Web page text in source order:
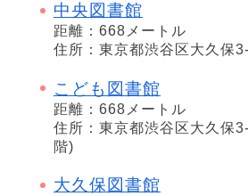
中央図書館
距離：668メートル
住所：東京都渋谷区大久保
こども図書館
距離：668メートル
住所：東京都渋谷区大久保
階)
大久保図書館